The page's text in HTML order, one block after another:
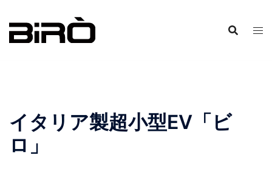
イタリア製超小型EV「ビ
ロ」